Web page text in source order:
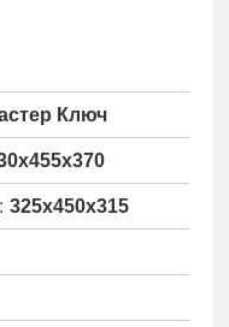
Ключ
325x450x315